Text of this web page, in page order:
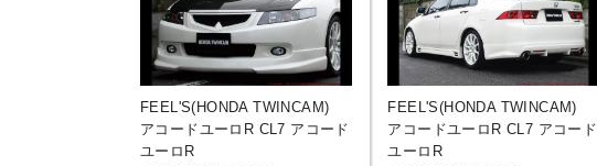
FEEL'S(HONDA TWINCAM)
アコードユーロR CL7 アコード
ユーロR
FEEL'S(HONDA TWINCAM)
アコードユーロR CL7 アコード
ユーロR